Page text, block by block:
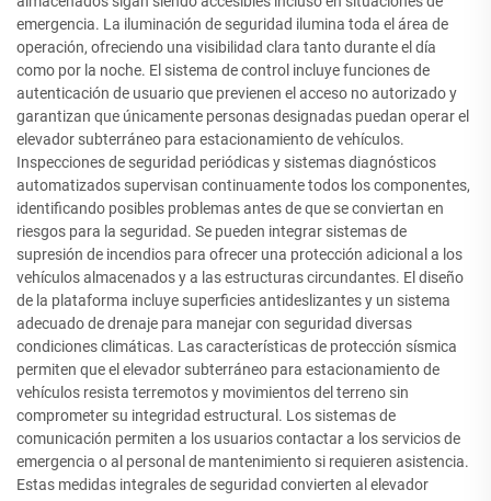
emergencia. La iluminación de seguridad ilumina toda el área de
operación, ofreciendo una visibilidad clara tanto durante el día
como por la noche. El sistema de control incluye funciones de
autenticación de usuario que previenen el acceso no autorizado y
garantizan que únicamente personas designadas puedan operar el
elevador subterráneo para estacionamiento de vehículos.
Inspecciones de seguridad periódicas y sistemas diagnósticos
automatizados supervisan continuamente todos los componentes,
identificando posibles problemas antes de que se conviertan en
riesgos para la seguridad. Se pueden integrar sistemas de
supresión de incendios para ofrecer una protección adicional a los
vehículos almacenados y a las estructuras circundantes. El diseño
de la plataforma incluye superficies antideslizantes y un sistema
adecuado de drenaje para manejar con seguridad diversas
condiciones climáticas. Las características de protección sísmica
permiten que el elevador subterráneo para estacionamiento de
vehículos resista terremotos y movimientos del terreno sin
comprometer su integridad estructural. Los sistemas de
comunicación permiten a los usuarios contactar a los servicios de
emergencia o al personal de mantenimiento si requieren asistencia.
Estas medidas integrales de seguridad convierten al elevador